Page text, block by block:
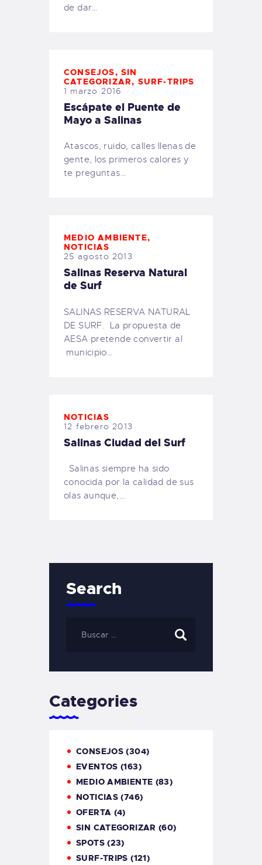
de dar…
CONSEJOS,SIN
CATEGORIZAR, SURF-TRIPS
1 marzo 2016
Escápate el Puente de
Mayo a Salinas
Atascos, ruido, calles llenas de
gente, los primeros calores y
te preguntas…
MEDIO AMBIENTE,
NOTICIAS
25 agosto 2013
Salinas Reserva Natural
de Surf
SALINAS RESERVA NATURAL
DE SURF. La propuesta de
AESA pretende convertir al
municipio…
NOTICIAS
12 febrero 2013
Salinas Ciudad del Surf
Salinas siempre ha sido
conocida por la calidad de sus
olas aunque,…
Search
Categories
CONSEJOS (304)
EVENTOS (163)
MEDIO AMBIENTE (83)
NOTICIAS (746)
OFERTA (4)
SIN CATEGORIZAR (60)
SPOTS(23)
SURF-TRIPS (121)